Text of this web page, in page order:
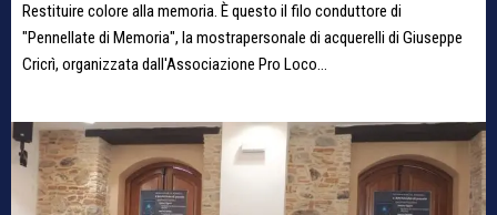
Restituire colore alla memoria. È questo il filo conduttore di
"Pennellate di Memoria", la mostrapersonale di acquerelli di Giuseppe
Cricrì, organizzata dall'Associazione Pro Loco...